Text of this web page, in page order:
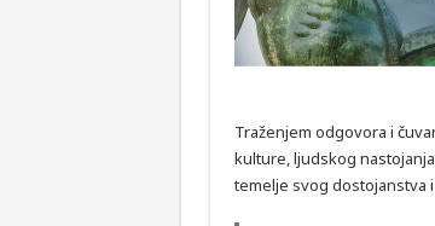
Traženjem odgovora i
kulture, ljudskog
temelje svog dostojanstva